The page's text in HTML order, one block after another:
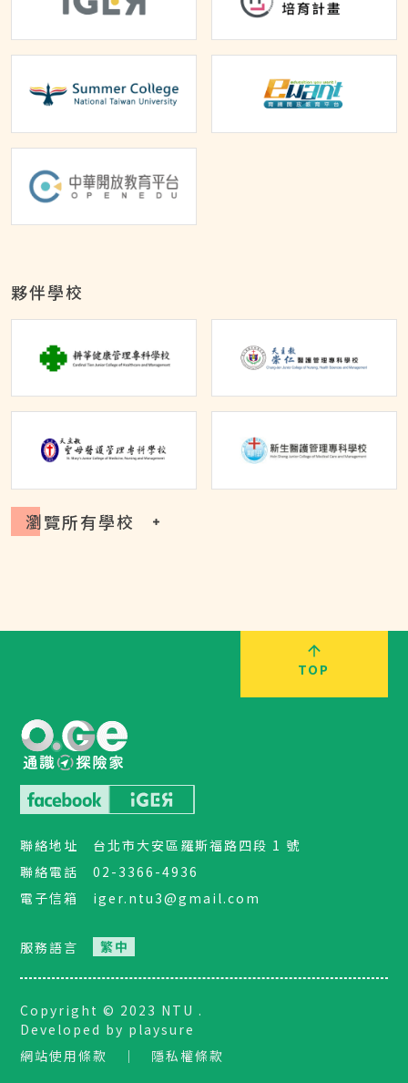
夥伴學校
瀏覽所有學校
TOP
聯絡地址
台北市大安區羅斯福路四段 1 號
聯絡電話
02-3366-4936
電子信箱
iger.ntu3@gmail.com
服務語言
Copyright © 2023 NTU .
Developed by playsure
網站使用條款
｜ 隱私權條款